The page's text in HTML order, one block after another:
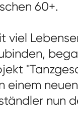
60+.
viel
einem
nun